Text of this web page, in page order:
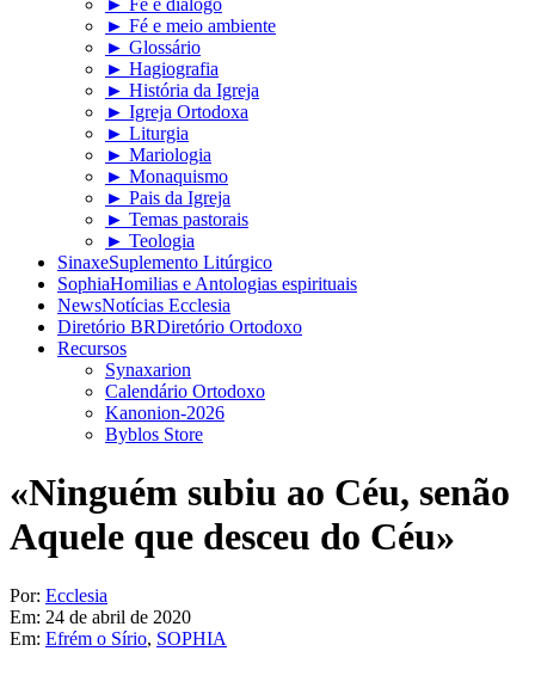
► Fé e diálogo
► Fé e meio ambiente
► Glossário
► Hagiografia
► História da Igreja
► Igreja Ortodoxa
► Liturgia
► Mariologia
► Monaquismo
► Pais da Igreja
► Temas pastorais
► Teologia
SinaxeSuplemento Litúrgico
SophiaHomilias e Antologias espirituais
NewsNotícias Ecclesia
Diretório BRDiretório Ortodoxo
Recursos
Synaxarion
Calendário Ortodoxo
Kanonion-2026
Byblos Store
«Ninguém subiu ao Céu, senão
Aquele que desceu do Céu»
Por: Ecclesia
Em: 24 de abril de 2020
Em: Efrém o Sírio, SOPHIA